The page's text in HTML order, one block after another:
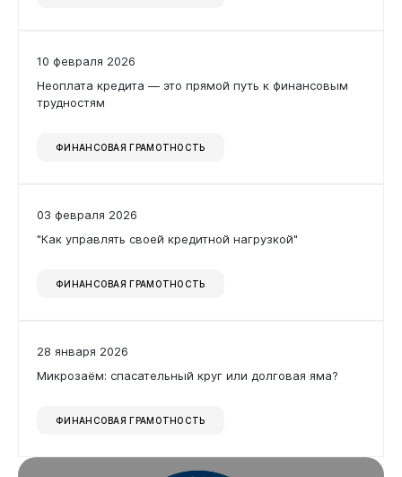
Документы
10 февраля 2026
Неоплата кредита — это прямой путь к финансовым
трудностям
ФИНАНСОВАЯ ГРАМОТНОСТЬ
03 февраля 2026
"Как управлять своей кредитной нагрузкой"
ФИНАНСОВАЯ ГРАМОТНОСТЬ
28 января 2026
Микрозаём: спасательный круг или долговая яма?
ФИНАНСОВАЯ ГРАМОТНОСТЬ